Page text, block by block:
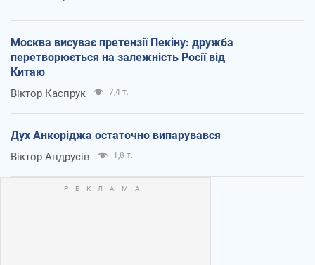
Москва висуває претензії Пекіну: дружба
перетворюється на залежність Росії від
Китаю
Віктор Каспрук 7,4 т.
Дух Анкоріджа остаточно випарувався
Віктор Андрусів 1,8 т.